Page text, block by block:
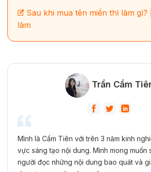
Sau khi mua tên miền thì làm
làm
Trần Cẩm
Mình là Cẩm Tiên với trên 3 năm kinh
vực sáng tạo nội dung. Mình mong muốn
người đọc những nội dung bao quát và